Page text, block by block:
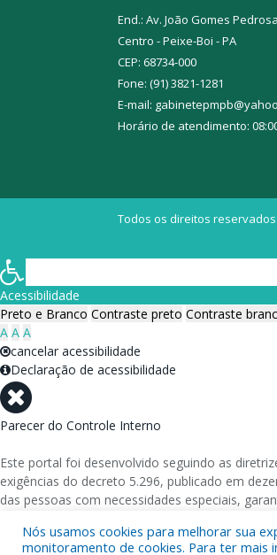
End.: Av. João Gomes
Centro - Peixe-Boi - PA
CEP: 68734-000
Fone: (91) 3821-1281
E-mail:
Horário de atendimento:
Todos os direitos
Nós usamos cookies para melhorar sua
monitoramento de cookies. Para ter mais
Acessibilidade
Preto e Branco Contraste preto Contraste
A A A
cancelar acessibilidade
Declaração de acessibilidade
Parecer do Controle Interno
Este portal foi desenvolvido seguindo as
exigências do decreto 5.296, publicado em
das pessoas com necessidades especiais,
Além de validações automáticas, foram